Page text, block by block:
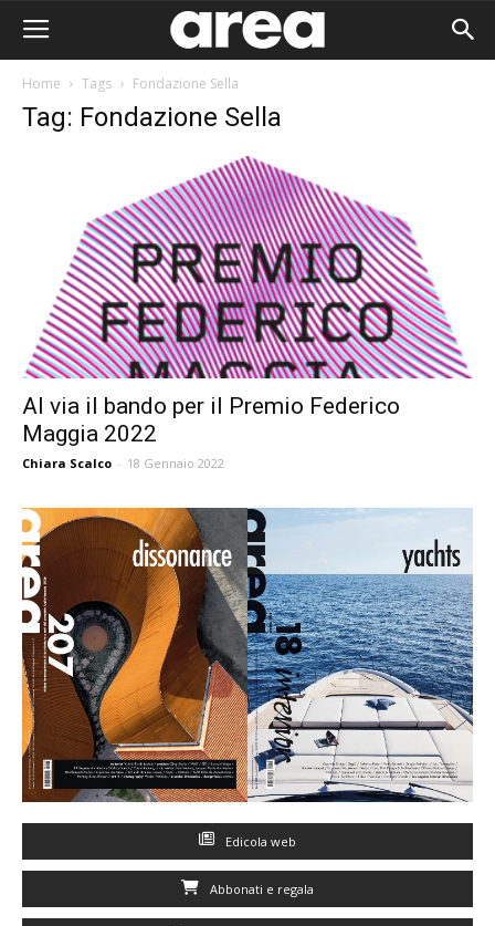
Home Tags Fondazione Sella
Tag: Fondazione Sella
Al via il bando per il Premio Federico
Maggia 2022
Chiara Scalco - 18 Gennaio 2022
Edicola web
Abbonati e regala